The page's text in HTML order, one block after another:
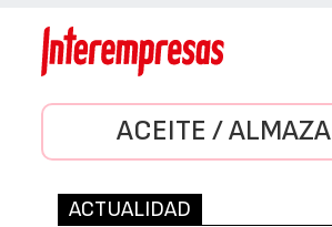
ACEITE /
ACTUALIDAD